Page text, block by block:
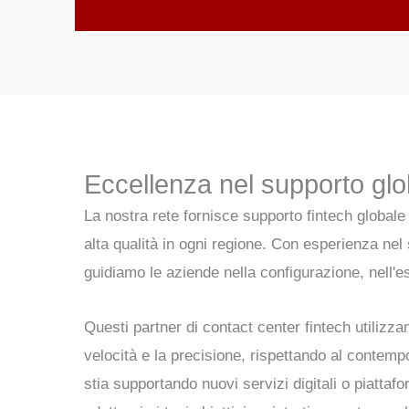
Eccellenza nel supporto
La nostra rete fornisce supporto fintech
alta qualità in ogni regione. Con esperienza
guidiamo le aziende nella configurazione,
Questi partner di contact center fintech
velocità e la precisione, rispettando al
stia supportando nuovi servizi digitali o